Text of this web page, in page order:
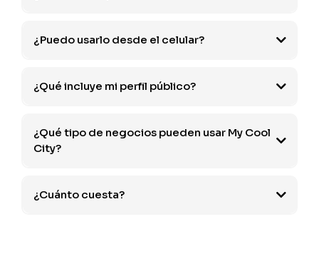
¿Puedo usarlo desde el celular?
¿Qué incluye mi perfil público?
¿Qué tipo de negocios pueden usar My Cool
City?
¿Cuánto cuesta?